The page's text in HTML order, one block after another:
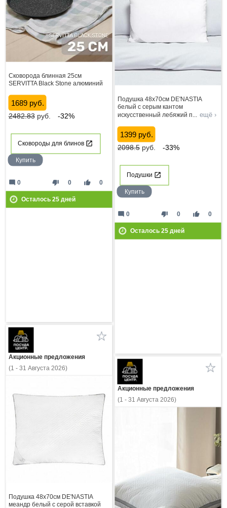
Сковорода блинная 25см
SERVITTA Black Stone алюминий
1689 руб.
2482.83руб. -32%
Сковороды для блинов
Купить
thumb_down 0 thumb_up 0
mode_comment 0
Осталось 25дней
Подушка 48x70см DE'NASTIA
белый с серым кантом
искусственный лебяжий п
ещё ›
1399 руб.
2098.5руб. -33%
Подушки
Купить
thumb_down 0 thumb_up 0
mode_comment 0
Осталось 25дней
Акционные предложения
(1 - 31 Августа 2026)
Подушка 48x70см DE'NASTIA
меандр белый с серой вставкой
Акционные предложения
(1 - 31 Августа 2026)